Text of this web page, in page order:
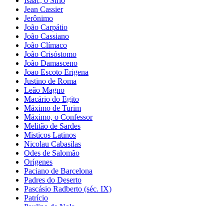
Jean Cassier
Jerônimo
João Carpátio
João Cassiano
João Clímaco
João Crisóstomo
João Damasceno
Joao Escoto Erigena
Justino de Roma
Leão Magno
Macário do Egito
Máximo de Turim
Máximo, o Confessor
Melitão de Sardes
Misticos Latinos
Nicolau Cabasilas
Odes de Salomão
Orígenes
Paciano de Barcelona
Padres do Deserto
Pascásio Radberto (séc. IX)
Patrício